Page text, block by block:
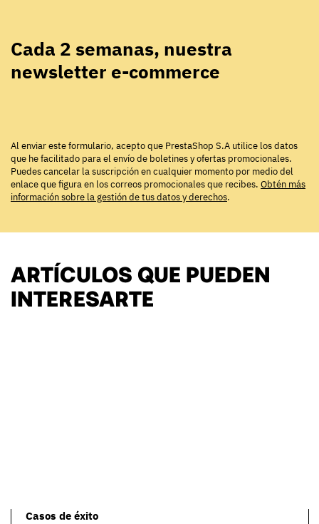
Cada 2 semanas, nuestra
newsletter e-commerce
Al enviar este formulario, acepto que PrestaShop S.A utilice los datos
que he facilitado para el envío de boletines y ofertas promocionales.
Puedes cancelar la suscripción en cualquier momento por medio del
enlace que figura en los correos promocionales que recibes. Obtén más
información sobre la gestión de tus datos y derechos.
ARTÍCULOS QUE PUEDEN
INTERESARTE
Casos de éxito